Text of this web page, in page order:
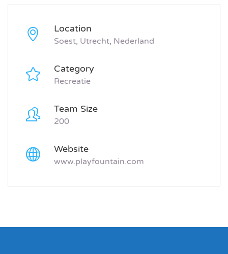
Location
Soest, Utrecht, Nederland
Category
Recreatie
Team Size
200
Website
www.playfountain.com